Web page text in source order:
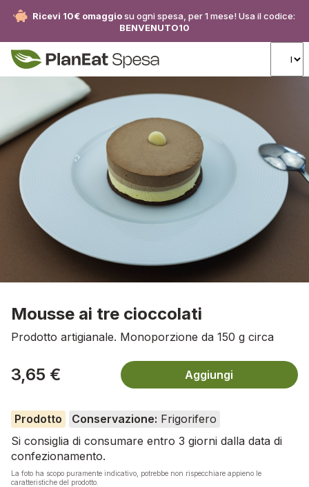
Ricevi 10€ omaggiosu ogni spesa, per 1 mese! Usa il codice:
BENVENUTO10
Mousse ai tre cioccolati
Prodotto artigianale. Monoporzione da 150 g circa
3,65 € Aggiungi
Prodotto Conservazione: Frigorifero
Si consiglia di consumare entro 3 giorni dalla data di
confezionamento.
La foto ha scopo puramente indicativo, potrebbe non rispecchiare appieno le
caratteristiche del prodotto.